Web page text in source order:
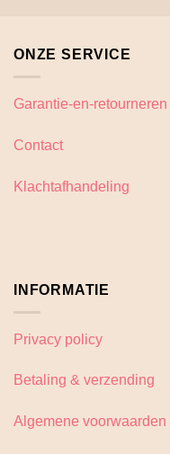
ONZE SERVICE
Garantie-en-retourneren
Contact
Klachtafhandeling
INFORMATIE
Privacy policy
Betaling & verzending
Algemene voorwaarden